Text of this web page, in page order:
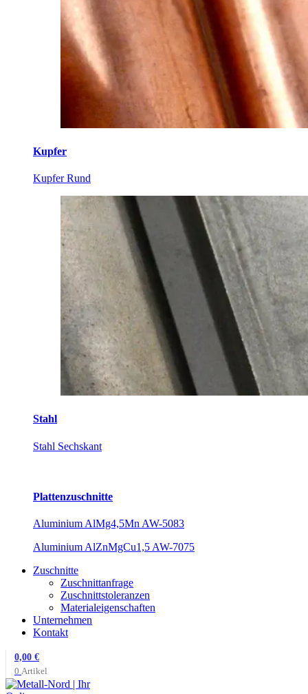
Kupfer
Kupfer Rund
Stahl
Stahl Sechskant
Plattenzuschnitte
Aluminium AlMg4,5Mn AW-5083
Aluminium AlZnMgCu1,5 AW-7075
Zuschnitte
Zuschnittanfrage
Zuschnittstoleranzen
Materialeigenschaften
Unternehmen
Kontakt
0 Artikel
0,00 €